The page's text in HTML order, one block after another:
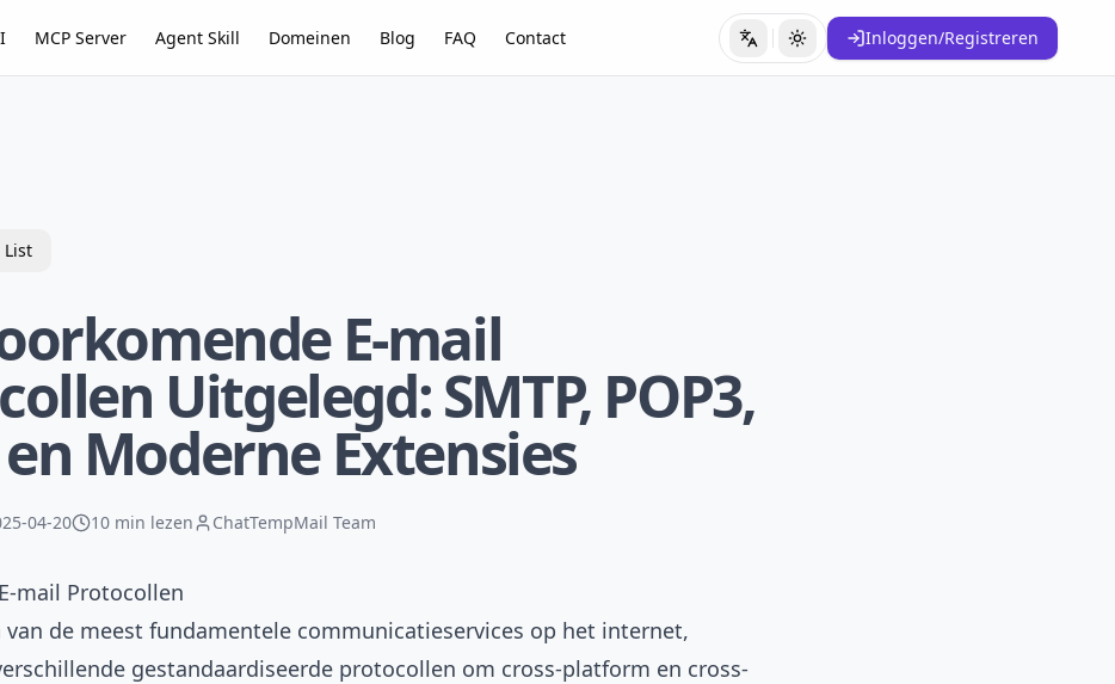
MCP Server Agent Skill Domeinen Blog FAQ Contact Taal wisselen
Thema wisselenInloggen/Registreren
List
E-mail
Uitgelegd: SMTP, POP3,
Moderne Extensies
04-20 10 min lezen ChatTempMail Team
mail Protocollen
van de meest fundamentele communicatieservices op het internet,
gestandaardiseerde protocollen om cross-platform en cross-